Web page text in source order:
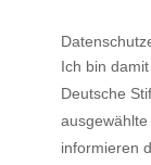
Ich bin
Deutsche
informieren